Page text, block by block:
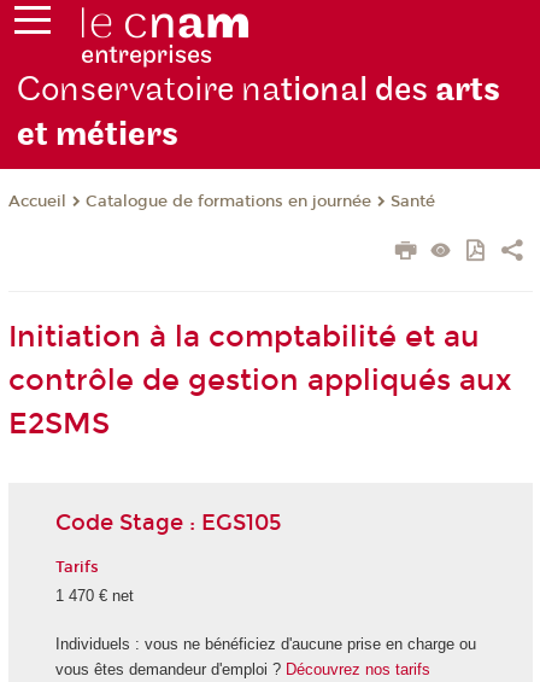
Conservatoire national des arts
et métiers
Accueil Catalogue de formations en journée Santé
Initiation à la comptabilité et au
contrôle de gestion appliqués aux
E2SMS
Code Stage : EGS105
Tarifs
1 470 € net
Individuels : vous ne bénéficiez d'aucune prise en charge ou
vous êtes demandeur d'emploi ? Découvrez nos tarifs